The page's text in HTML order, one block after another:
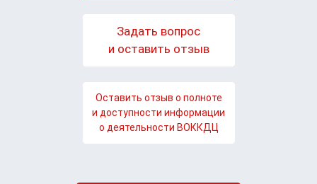
Задать вопрос
и оставить отзыв
Оставить отзыв о полноте
и доступности информации
о деятельности ВОККДЦ